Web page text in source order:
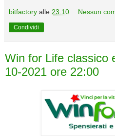
bitfactory alle 23:10 Nessun
Condividi
Win for Life classico
10-2021 ore 22:00